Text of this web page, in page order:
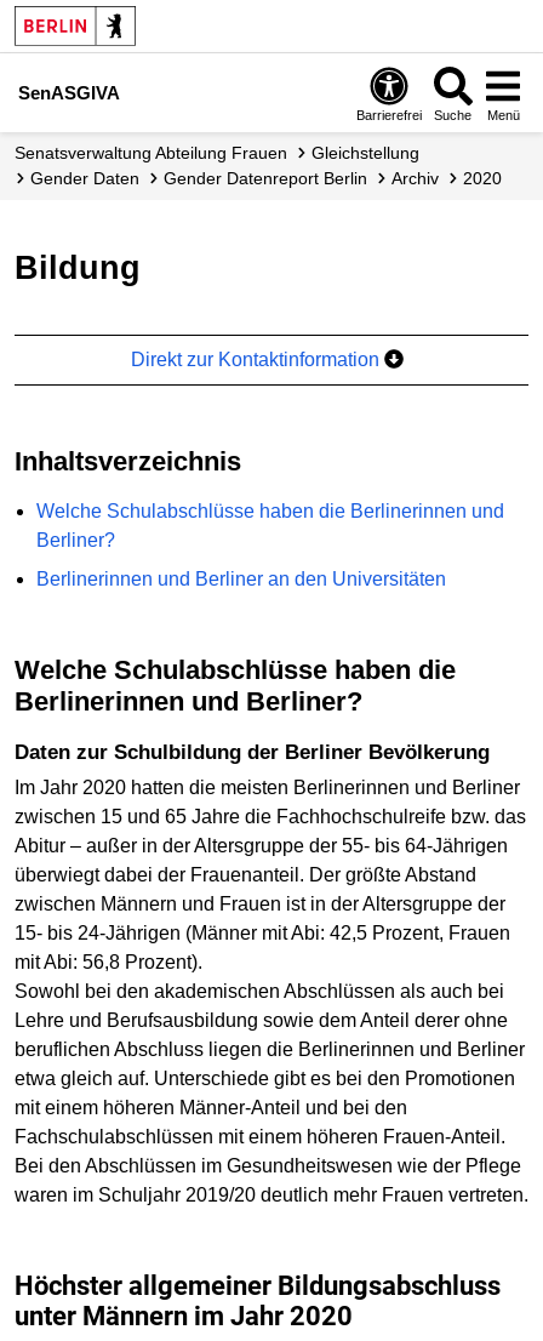
SenASGIVA
Barrierefrei Suche Menü
Senats­verwaltung Abteilung Frauen
Gleichstellung
Gender Daten
Gender Datenreport Berlin Archiv 2020
Bildung
Direkt zur Kontaktinformation
Inhaltsverzeichnis
Welche Schulabschlüsse haben die Berlinerinnen und
Berliner?
Berlinerinnen und Berliner an den Universitäten
Welche Schulabschlüsse haben die
Berlinerinnen und Berliner?
Daten zur Schulbildung der Berliner Bevölkerung
Im Jahr 2020 hatten die meisten Berlinerinnen und Berliner
zwischen 15 und 65 Jahre die Fachhochschulreife bzw. das
Abitur – außer in der Altersgruppe der 55- bis 64-Jährigen
überwiegt dabei der Frauenanteil. Der größte Abstand
zwischen Männern und Frauen ist in der Altersgruppe der
15- bis 24-Jährigen (Männer mit Abi: 42,5 Prozent, Frauen
mit Abi: 56,8 Prozent).
Sowohl bei den akademischen Abschlüssen als auch bei
Lehre und Berufsausbildung sowie dem Anteil derer ohne
beruflichen Abschluss liegen die Berlinerinnen und Berliner
etwa gleich auf. Unterschiede gibt es bei den Promotionen
mit einem höheren Männer-Anteil und bei den
Fachschulabschlüssen mit einem höheren Frauen-Anteil.
Bei den Abschlüssen im Gesundheitswesen wie der Pflege
waren im Schuljahr 2019/20 deutlich mehr Frauen vertreten.